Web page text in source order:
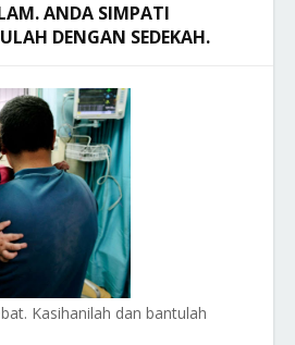
ANDA SIMPATI
DENGAN SEDEKAH.
Kasihanilah dan bantulah